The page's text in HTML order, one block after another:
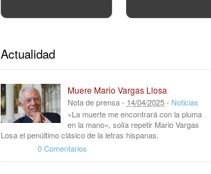
Actualidad
Muere Mario Vargas Llosa
Nota de prensa - 14/04/2025- Noticias
«La muerte me encontrará con la pluma
en la mano», solía repetir Mario Vargas
Losa el penúltimo clásico de la letras hispanas.
0 Comentarios